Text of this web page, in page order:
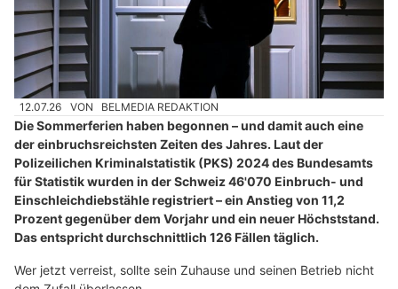
12.07.26 VON BELMEDIA REDAKTION
Die Sommerferien haben begonnen – und damit auch eine
der einbruchsreichsten Zeiten des Jahres. Laut der
Polizeilichen Kriminalstatistik (PKS) 2024 des Bundesamts
für Statistik wurden in der Schweiz 46'070 Einbruch- und
Einschleichdiebstähle registriert – ein Anstieg von 11,2
Prozent gegenüber dem Vorjahr und ein neuer Höchststand.
Das entspricht durchschnittlich 126 Fällen täglich.
Wer jetzt verreist, sollte sein Zuhause und seinen Betrieb nicht